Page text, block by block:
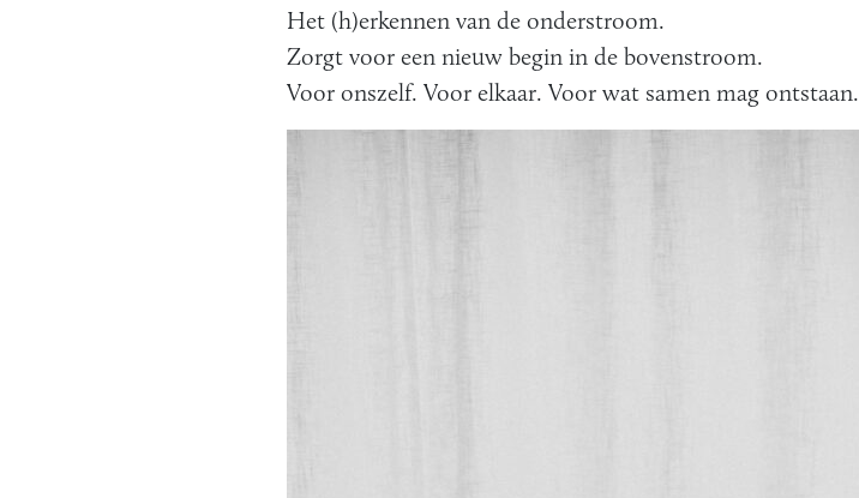
Het (h)erkennen van de onderstroom.
Zorgt voor een nieuw begin in de bovenstroom.
Voor onszelf. Voor elkaar. Voor wat samen mag ontstaan.